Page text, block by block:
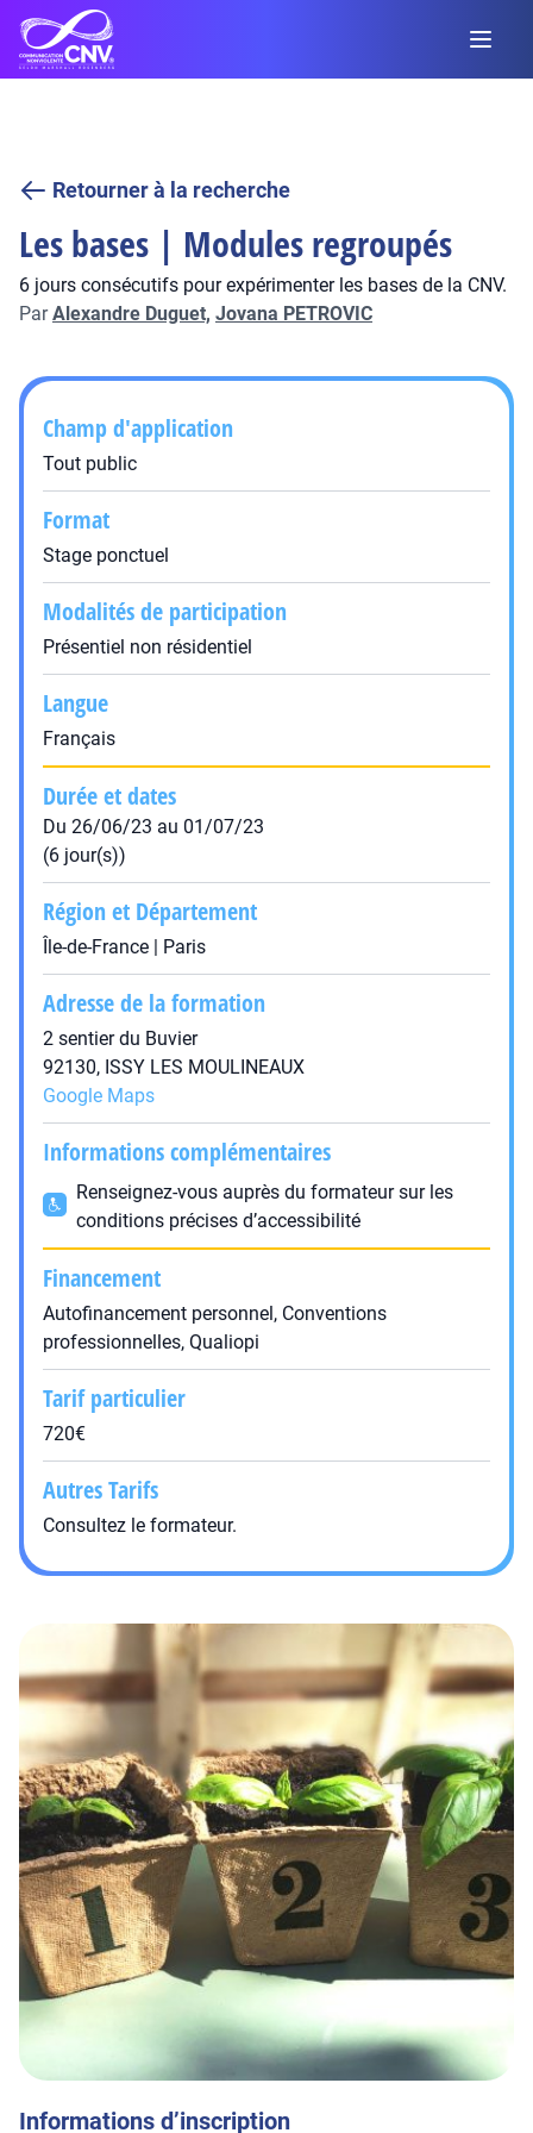
Retourner à la recherche
Les bases | Modules regroupés
6 jours consécutifs pour expérimenter les bases de la CNV.
ParAlexandre Duguet, Jovana PETROVIC
Champ d'application
Tout public
Format
Stage ponctuel
Modalités de participation
Présentiel non résidentiel
Langue
Français
Durée et dates
Du 26/06/23 au 01/07/23
(6 jour(s))
Région et Département
Île-de-France | Paris
Adresse de la formation
2 sentier du Buvier
92130, ISSY LES MOULINEAUX
Google Maps
Informations complémentaires
Renseignez-vous auprès du formateur sur les
conditions précises d’accessibilité
Financement
Autofinancement personnel, Conventions
professionnelles, Qualiopi
Tarif particulier
720€
Autres Tarifs
Consultez le formateur.
Informations d’inscription